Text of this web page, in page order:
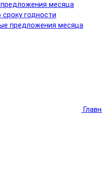
месяца
годности
предложения месяца